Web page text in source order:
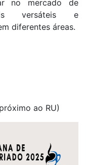
no mercado de
versáteis e
diferentes áreas.
ao RU)